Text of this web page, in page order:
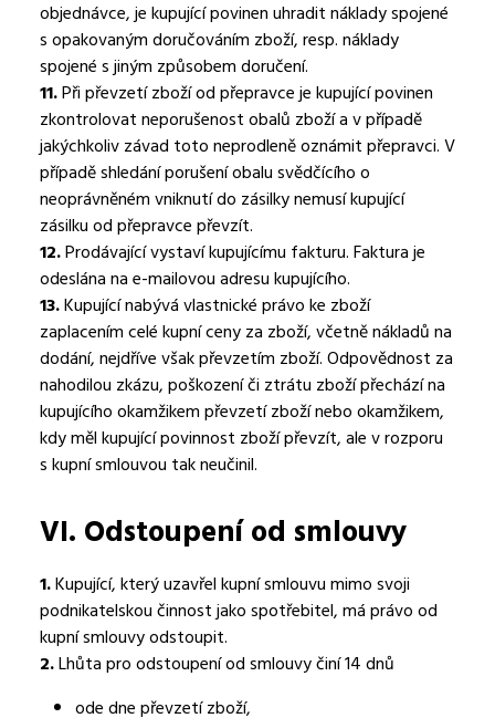
objednávce, je kupující povinen uhradit náklady spojené
s opakovaným doručováním zboží, resp. náklady
spojené s jiným způsobem doručení.
11.Při převzetí zboží od přepravce je kupující povinen
zkontrolovat neporušenost obalů zboží a v případě
jakýchkoliv závad toto neprodleně oznámit přepravci. V
případě shledání porušení obalu svědčícího o
neoprávněném vniknutí do zásilky nemusí kupující
zásilku od přepravce převzít.
12.Prodávající vystaví kupujícímu fakturu. Faktura je
odeslána na e-mailovou adresu kupujícího.
13.Kupující nabývá vlastnické právo ke zboží
zaplacením celé kupní ceny za zboží, včetně nákladů na
dodání, nejdříve však převzetím zboží. Odpovědnost za
nahodilou zkázu, poškození či ztrátu zboží přechází na
kupujícího okamžikem převzetí zboží nebo okamžikem,
kdy měl kupující povinnost zboží převzít, ale v rozporu
s kupní smlouvou tak neučinil.
VI. Odstoupení od smlouvy
1.Kupující, který uzavřel kupní smlouvu mimo svoji
podnikatelskou činnost jako spotřebitel, má právo od
kupní smlouvy odstoupit.
2.Lhůta pro odstoupení od smlouvy činí 14 dnů
ode dne převzetí zboží,